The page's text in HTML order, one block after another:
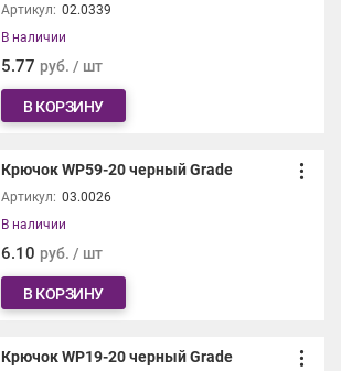
Артикул: 02.0339
В наличии
5.77 руб. / шт
В КОРЗИНУ
Крючок WP59-20 черный Grade
Артикул: 03.0026
В наличии
6.10 руб. / шт
В КОРЗИНУ
Крючок WP19-20 черный Grade